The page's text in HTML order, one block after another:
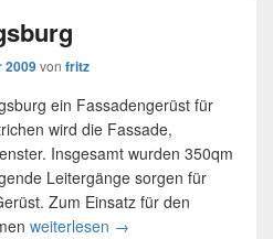
2009von fritz
ein Fassadengerüst für
wird die Fassade,
Insgesamt wurden 350qm
Leitergänge sorgen für
Zum Einsatz für den
weiterlesen Gerüstbauer Augsburg
→